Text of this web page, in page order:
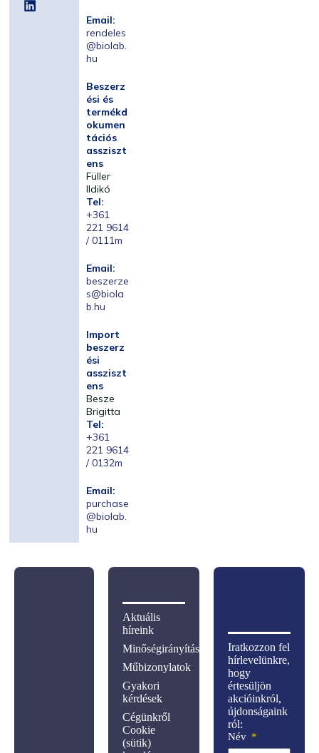
Email:
rendeles
@biolab.
hu
Beszerz
ési és
termékd
okumen
tációs
assziszt
ens
Füller
Ildikó
Tel:
+361
221 9614
/ 0111m
Email:
beszerze
s@biola
b.hu
Import
beszerz
ési
assziszt
ens
Besze
Brigitta
Tel:
+361
221 9614
/ 0132m
Email:
purchase
@biolab.
hu
Iratkozzon fel
hírlevelünkre,
hogy
értesüljön
akcióinkról,
újdonságaink
ról:
Név
Aktuális
híreink
Minőségirányítás
Műbizonylatok
Gyakori
kérdések
Cégünkről
Cookie
(sütik)